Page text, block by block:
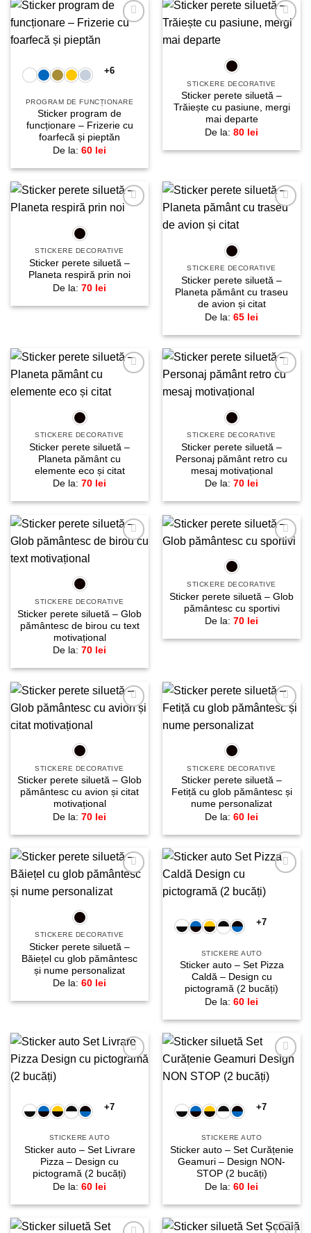
+6
PROGRAM DE FUNCȚIONARE
Sticker program de
funcționare – Frizerie cu
foarfecă și pieptăn
De la: 60 lei
STICKERE DECORATIVE
Sticker perete siluetă –
Trăiește cu pasiune, mergi
mai departe
De la: 80 lei
STICKERE DECORATIVE
Sticker perete siluetă –
Planeta respiră prin noi
De la: 70 lei
STICKERE DECORATIVE
Sticker perete siluetă –
Planeta pământ cu traseu
de avion și citat
De la: 65 lei
STICKERE DECORATIVE
Sticker perete siluetă –
Planeta pământ cu
elemente eco și citat
De la: 70 lei
STICKERE DECORATIVE
Sticker perete siluetă –
Personaj pământ retro cu
mesaj motivațional
De la: 70 lei
STICKERE DECORATIVE
Sticker perete siluetă – Glob
pământesc de birou cu text
motivațional
De la: 70 lei
STICKERE DECORATIVE
Sticker perete siluetă – Glob
pământesc cu sportivi
De la: 70 lei
Adaugă
STICKERE DECORATIVE
Sticker perete siluetă – Glob
pământesc cu avion și citat
motivațional
De la: 70 lei
Adaugă
STICKERE DECORATIVE
Sticker perete siluetă –
Fetiță cu glob pământesc și
nume personalizat
De la: 60 lei
STICKERE DECORATIVE
Sticker perete siluetă –
Băiețel cu glob pământesc
și nume personalizat
De la: 60 lei
+7
STICKERE AUTO
Sticker auto – Set Pizza
Caldă – Design cu
pictogramă (2 bucăți)
De la: 60 lei
+7
STICKERE AUTO
Sticker auto – Set Livrare
Pizza – Design cu
pictogramă (2 bucăți)
De la: 60 lei
+7
STICKERE AUTO
Sticker auto – Set Curățenie
Geamuri – Design NON-
STOP (2 bucăți)
De la: 60 lei